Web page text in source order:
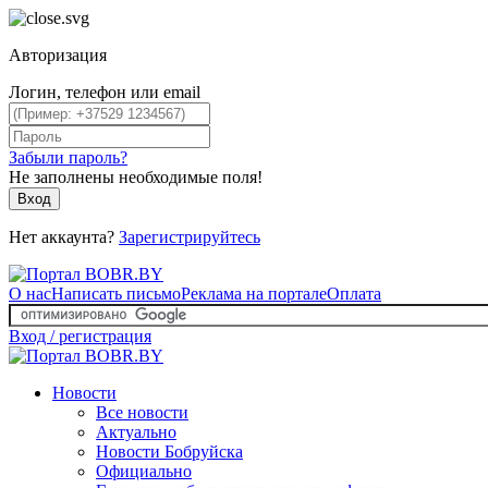
Авторизация
Логин, телефон или email
Забыли пароль?
Не заполнены необходимые поля!
Вход
Нет аккаунта? Зарегистрируйтесь
О насНаписать письмоРеклама на порталеОплата
Вход / регистрация
Новости
Все новости
Актуально
Новости Бобруйска
Официально